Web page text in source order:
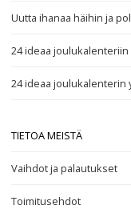
Uutta ihanaa häihin ja
24 ideaa
24 ideaa joulukalenterin
TIETOA MEISTÄ
Vaihdot ja palautukset
Toimitusehdot